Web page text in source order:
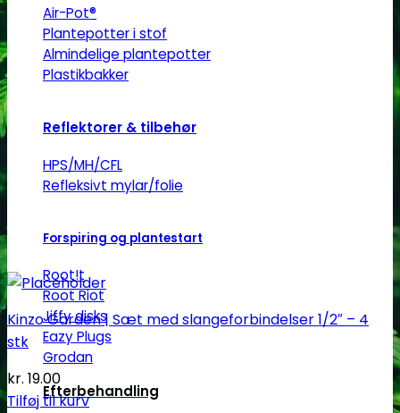
Air-Pot®
Plantepotter i stof
Almindelige plantepotter
Plastikbakker
Reflektorer & tilbehør
HPS/MH/CFL
Refleksivt mylar/folie
Forspiring og plantestart
Root!t
Root Riot
Jiffy disks
Eazy Plugs
Grodan
Efterbehandling
Kinzo Garden | Sæt med slangeforbindelser 1/2″ – 4
stk
kr. 19.00
Tilføj til kurv